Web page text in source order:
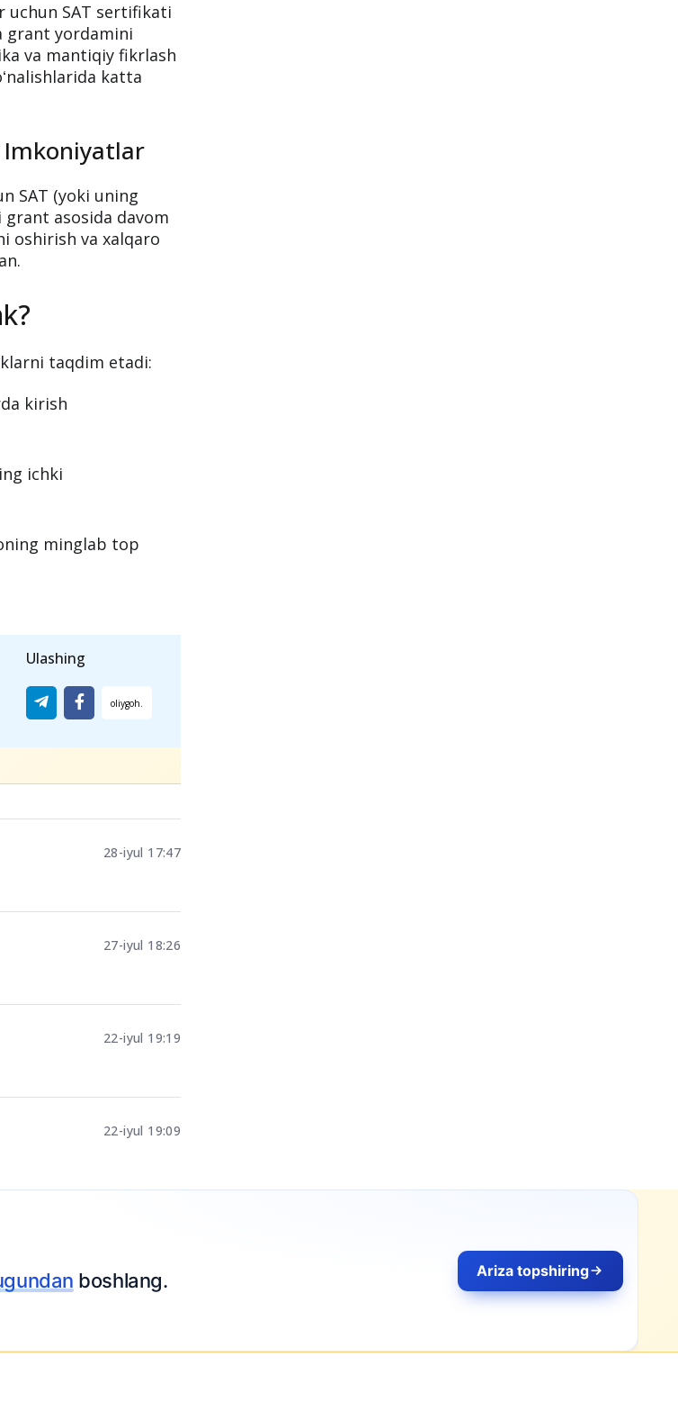
uchun SAT sertifikati
grant yordamini
va mantiqiy fikrlash
katta
SAT (yoki uning
asosida davom
oshirish va xalqaro
taqdim etadi:
kirish
ichki
minglab top
Ulashing
28-iyul 17:47
27-iyul 18:26
22-iyul 19:19
22-iyul 19:09